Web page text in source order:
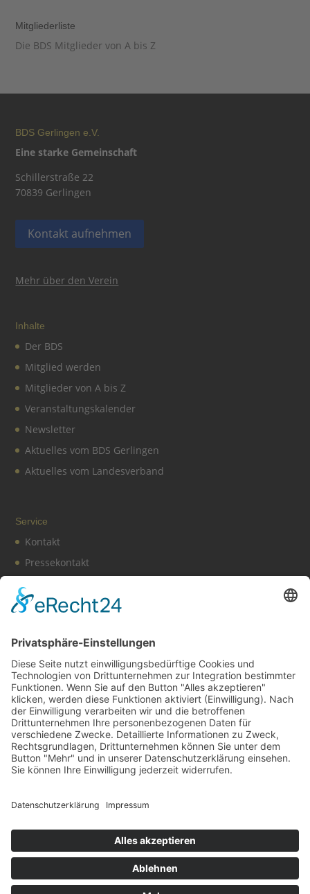
Mitgliederliste
Die BDS Mitglieder von A bis Z
BDS Gerlingen e.V.
Eine starke Gemeinschaft
Schillerstraße 22
70839 Gerlingen
Kontakt aufnehmen
Mehr über den Verein
Inhalte
Der BDS
Mitglied werden
Mitglieder von A bis Z
Veranstaltungskalender
Newsletter
Aktuelles vom BDS Gerlingen
Aktuelles vom Landesverband
Service
Kontakt
Pressekontakt
Impressum
Cookie-Einstellungen
BDS News – immer aktuell
Melden Sie sich zu unseremNewsletteran und verpassen
Sie keine aktuellen Tipps mehr rund um unsere Aktionen,
wie z. B. verkaufsoffene Sonntage, After-Work-Parties und
das aktuelle Unternehmer-Geschehen in Gerlingen!